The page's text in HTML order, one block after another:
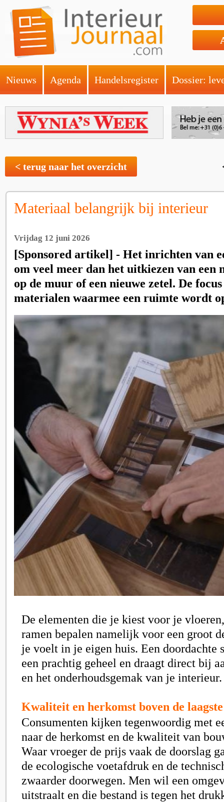
Nieuws Agenda Handelsregister Dossier:
< terug naar het overzicht
Materiaal belangrijk bij interieur
Vrijdag 12 juni 2026
[Sponsored artikel] - Het inrichten van
om veel meer dan het uitkiezen van een
op de muur of een nieuwe zetel. De
materialen waarmee een ruimte wordt
De elementen die je kiest voor je
ramen bepalen namelijk voor een groot
je voelt in je eigen huis. Een doordachte
een prachtig geheel en draagt direct bij
en het onderhoudsgemak van je interieur.
Kwaliteit en herkomst boven de
Consumenten kijken tegenwoordig met
naar de herkomst en de kwaliteit van
Waar vroeger de prijs vaak de doorslag
de ecologische voetafdruk en de
zwaarder doorwegen. Men wil een
uitstraalt en die bestand is tegen het